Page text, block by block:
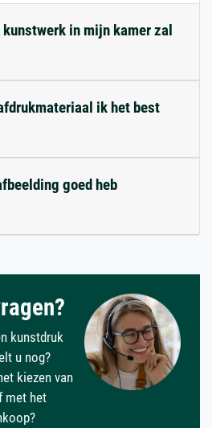
in mijn kamer zal
ik het best
goed heb
kunstdruk
u nog?
kiezen van
met het